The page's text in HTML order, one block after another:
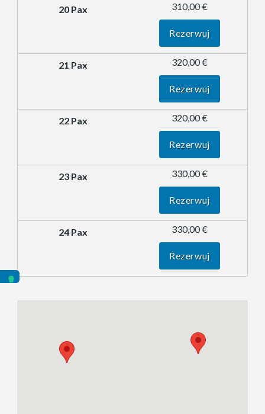
310,00 €
Rezerwuj
320,00 €
Rezerwuj
320,00 €
Rezerwuj
330,00 €
Rezerwuj
330,00 €
Rezerwuj